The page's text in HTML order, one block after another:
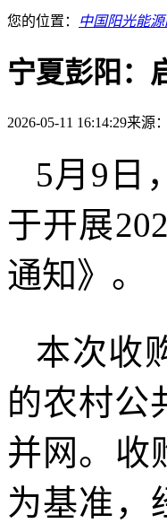
您的位置： 中国阳光能
宁夏彭阳：
2026-05-11 16:14:29来源
5月9日
于开展
通知》。
本次收
的农村公
并网。收
为基准，